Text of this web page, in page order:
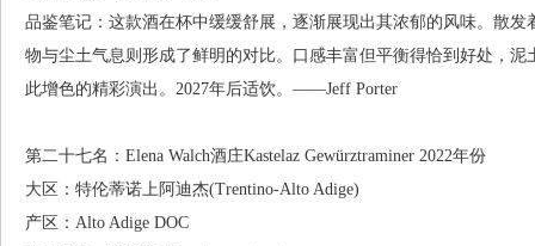
品鉴笔记：这款酒在杯中缓缓舒展，逐渐展现出其浓郁的风味。散
物与尘土气息则形成了鲜明的对比。口感丰富但平衡得恰到好处，
此增色的精彩演出。2027年后适饮。——Jeff Porter
第二十七名：Elena Walch酒庄Kastelaz Gewürztraminer 2022年份
大区：特伦蒂诺上阿迪杰(Trentino-Alto Adige)
产区：Alto Adige DOC